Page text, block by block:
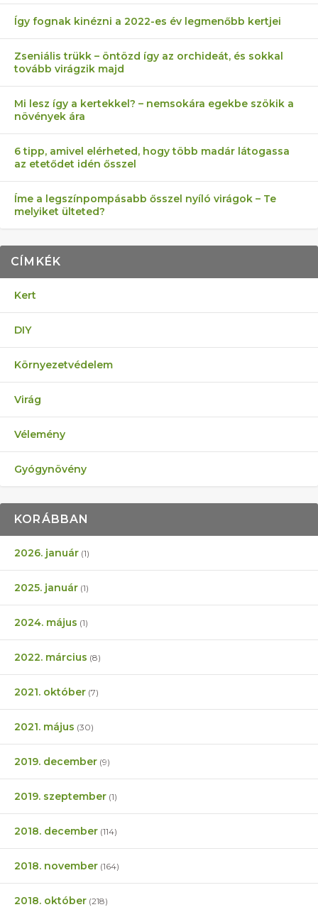
Így fognak kinézni a 2022-es év legmenőbb kertjei
Zseniális trükk – öntözd így az orchideát, és sokkal
tovább virágzik majd
Mi lesz így a kertekkel? – nemsokára egekbe szökik a
növények ára
6 tipp, amivel elérheted, hogy több madár látogassa
az etetődet idén ősszel
Íme a legszínpompásabb ősszel nyíló virágok – Te
melyiket ülteted?
CÍMKÉK
Kert
DIY
Környezetvédelem
Virág
Vélemény
Gyógynövény
KORÁBBAN
2026. január (1)
2025. január (1)
2024. május (1)
2022. március (8)
2021. október (7)
2021. május (30)
2019. december (9)
2019. szeptember (1)
2018. december (114)
2018. november (164)
2018. október (218)